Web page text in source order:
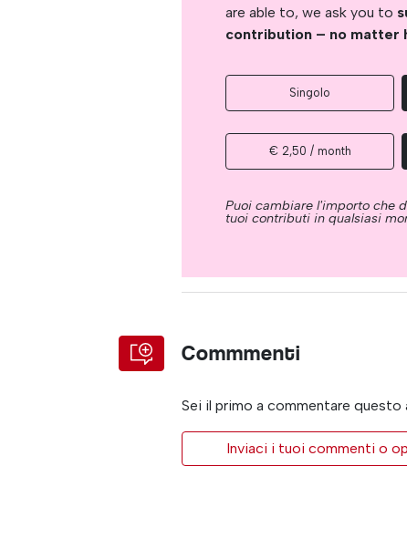
are able to, we ask you to
contribution – no matter
Singolo
€ 2,50 / month
Puoi cambiare l'importo che
tuoi contributi in qualsiasi
Commmenti
Sei il primo a commentare
Inviaci i tuoi commenti o